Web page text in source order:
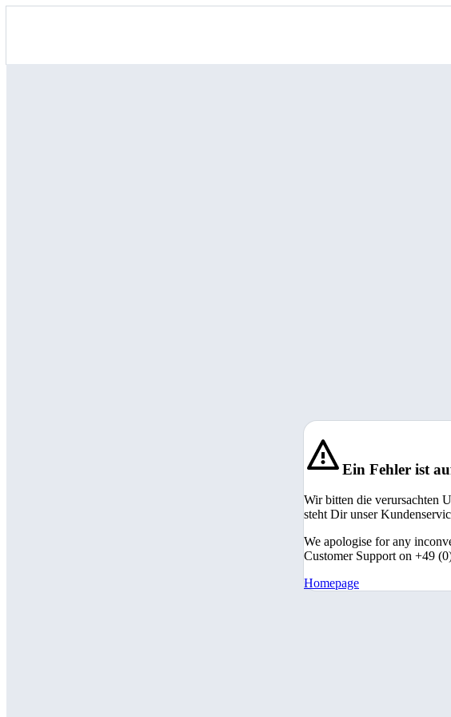
Ein Fehler ist
Wir bitten die verursachten
steht Dir unser
We apologise for any
Customer Support on +49
Homepage